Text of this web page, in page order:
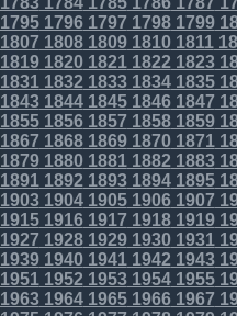
179517961797 17981799
1807 1808180918101811
1819182018211822 1823
18311832 183318341835
18431844184518461847
185518561857 18581859
1867 1868186918701871
1879188018811882 1883
18911892 189318941895
19031904190519061907
191519161917 19181919
1927 1928192919301931
1939194019411942 1943
19511952 195319541955
19631964196519661967